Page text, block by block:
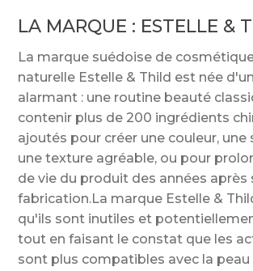
LA MARQUE : ESTELLE &
La marque suédoise de
naturelle Estelle & Thild est née
alarmant : une routine beauté
contenir plus de 200 ingrédients
ajoutés pour créer une couleur, une
une texture agréable, ou pour
de vie du produit des années après
fabrication.La marque Estelle &
qu'ils sont inutiles et
tout en faisant le constat que les
sont plus compatibles avec la